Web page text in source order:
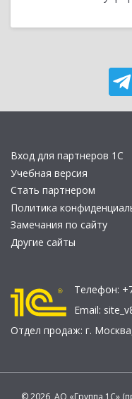
Вход для партнеров 1С
Учебная версия
Стать партнером
Политика
Замечания по сайту
Другие сайты
Телефон:
Email:
Отдел продаж: г. Москва